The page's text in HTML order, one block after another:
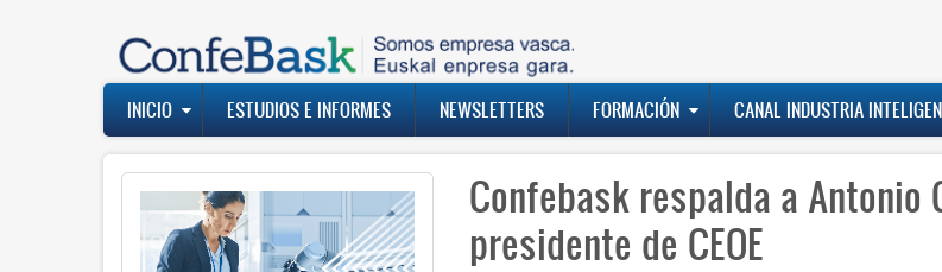
Navegación
principal
INICIO ESTUDIOS E INFORMES NEWSLETTERS FORMACIÓN CANAL INDUSTRIA
Confebask respalda a Antonio
presidente de CEOE